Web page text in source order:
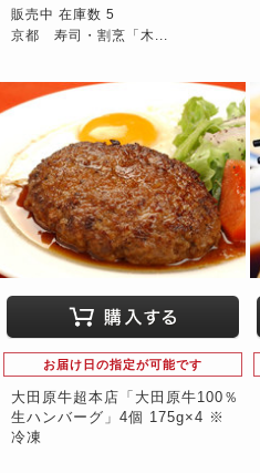
販売中 在庫数 5
京都 寿司・割烹「木...
お届け日の指定が可能です
大田原牛超本店「大田原牛100％
生ハンバーグ」4個 175g×4 ※
冷凍